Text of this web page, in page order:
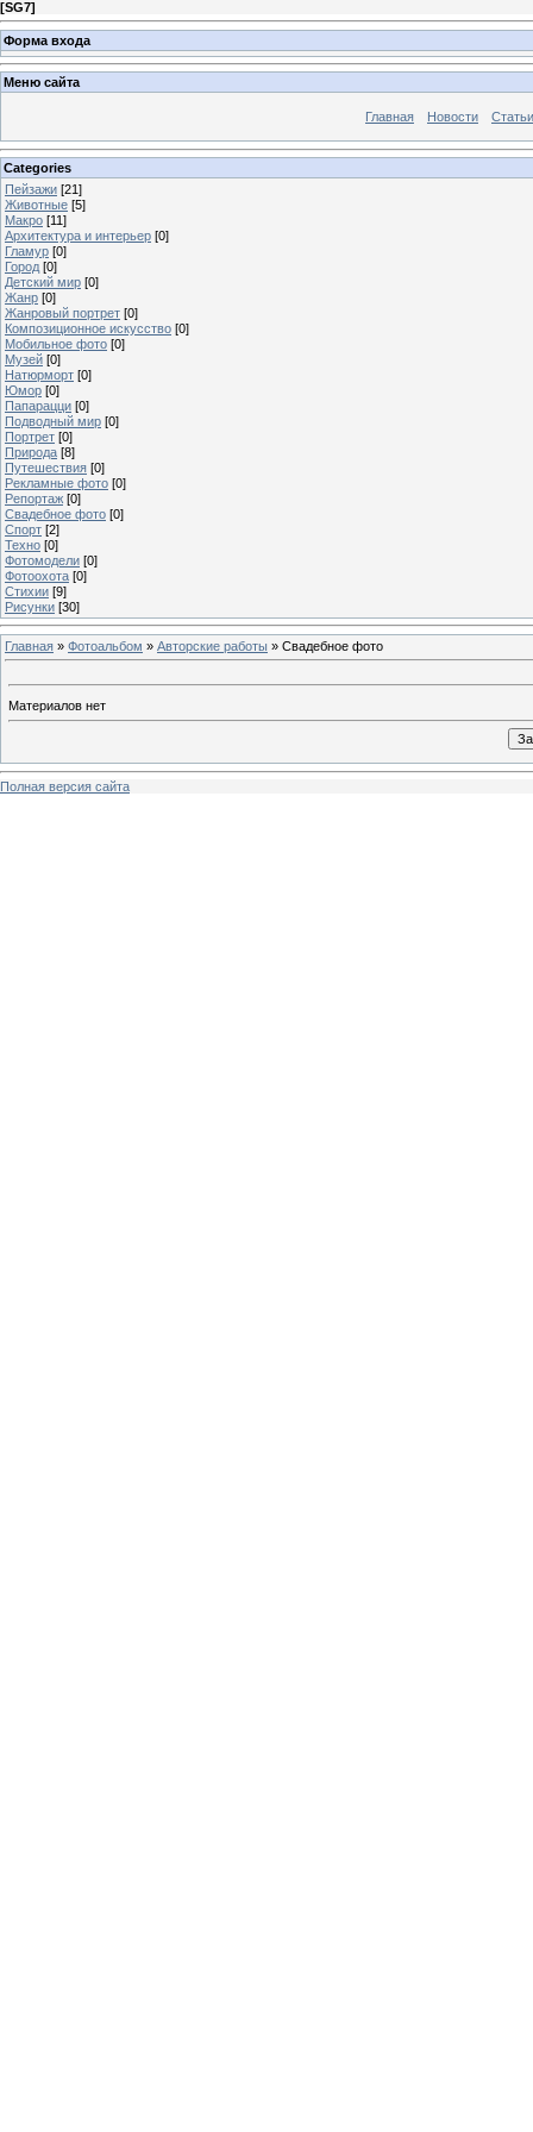
[SG7]
Форма входа
Меню сайта
Главная Новости Статьи
Categories
Пейзажи [21]
Животные [5]
Макро [11]
Архитектура и интерьер [0]
Гламур [0]
Город [0]
Детский мир [0]
Жанр [0]
Жанровый портрет [0]
Композиционное искусство [0]
Мобильное фото [0]
Музей [0]
Натюрморт [0]
Юмор [0]
Папарацци [0]
Подводный мир [0]
Портрет [0]
Природа [8]
Путешествия [0]
Рекламные фото [0]
Репортаж [0]
Свадебное фото [0]
Спорт [2]
Техно [0]
Фотомодели [0]
Фотоохота [0]
Стихии [9]
Рисунки [30]
Главная » Фотоальбом » Авторские работы » Свадебное фото
Материалов нет
Полная версия сайта